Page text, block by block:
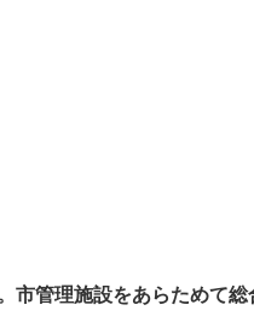
市管理施設をあらためて